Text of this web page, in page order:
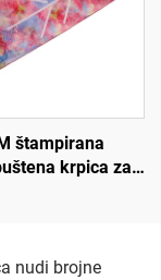
štampirana
krpica za
nudi brojne